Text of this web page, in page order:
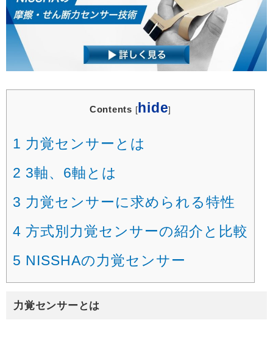
Contents [ hide]
1 力覚センサーとは
2 3軸、6軸とは
3 力覚センサーに求められる特性
4 方式別力覚センサーの紹介と比較
5 NISSHAの力覚センサー
力覚センサーとは